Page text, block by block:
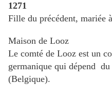
1271
Fille du précédent, mariée
Maison de Looz
Le comté de Looz est un
germanique qui dépend du
(Belgique).